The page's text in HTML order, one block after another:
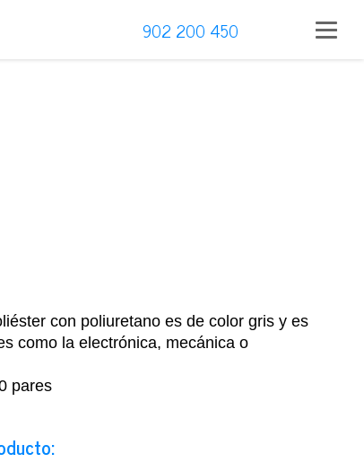
902 200 450
con poliuretano es de color gris y es
como la electrónica, mecánica o
pares